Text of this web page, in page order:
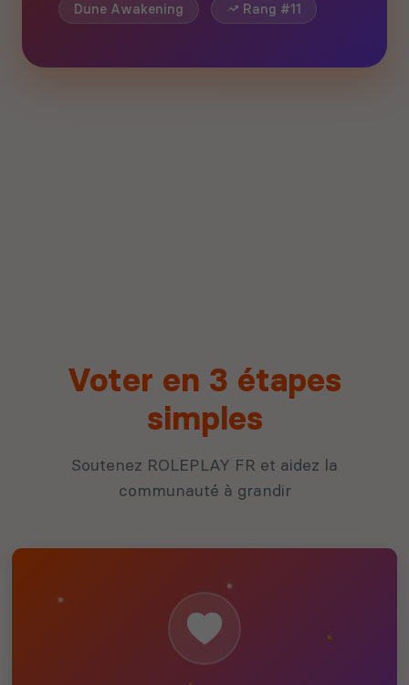
Dune Awakening Rang #11
Voter en 3 étapes
simples
Soutenez ROLEPLAY FR et aidez la
communauté à grandir